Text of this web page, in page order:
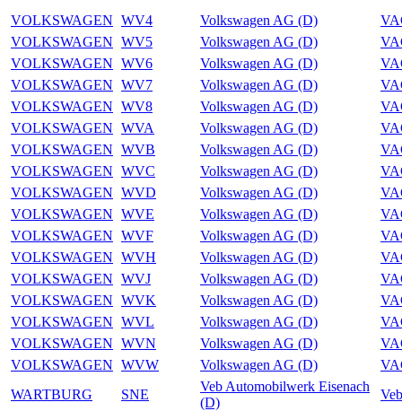
VOLKSWAGEN WV4 Volkswagen AG (D)
VOLKSWAGEN WV5 Volkswagen AG (D)
VOLKSWAGEN WV6 Volkswagen AG (D)
VOLKSWAGEN WV7 Volkswagen AG (D)
VOLKSWAGEN WV8 Volkswagen AG (D)
VOLKSWAGEN WVA Volkswagen AG (D)
VOLKSWAGEN WVB Volkswagen AG (D)
VOLKSWAGEN WVC Volkswagen AG (D)
VOLKSWAGEN WVD Volkswagen AG (D)
VOLKSWAGEN WVE Volkswagen AG (D)
VOLKSWAGEN WVF Volkswagen AG (D)
VOLKSWAGEN WVH Volkswagen AG (D)
VOLKSWAGEN WVJ Volkswagen AG (D)
VOLKSWAGEN WVK Volkswagen AG (D)
VOLKSWAGEN WVL Volkswagen AG (D)
VOLKSWAGEN WVN Volkswagen AG (D)
VOLKSWAGEN WVW Volkswagen AG (D)
WARTBURG
SNE
Veb Automobilwerk Eisenach
(D)